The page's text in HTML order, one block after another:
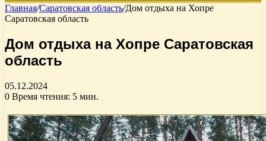
Главная/Саратовская область/Дом отдыха на Хопре
Саратовская область
Дом отдыха на Хопре Саратовская
область
05.12.2024
0 Время чтения: 5 мин.